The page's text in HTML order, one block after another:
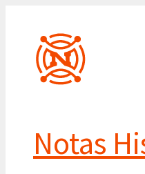
contenido
Notas